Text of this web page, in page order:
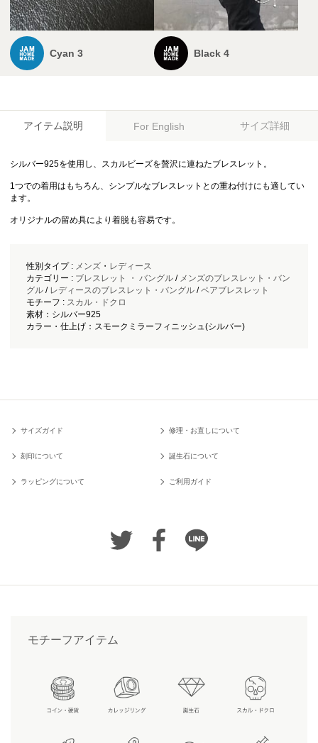
Cyan 3 Black 4
アイテム説明 For English サイズ詳細
シルバー925を使用し、スカルビーズを贅沢に連ねたブレスレット。
1つでの着用はもちろん、シンプルなブレスレットとの重ね付けにも適してい
ます。
オリジナルの留め具により着脱も容易です。
性別タイプ : メンズ・ レディース
カテゴリー : ブレスレット ・ バングル/ メンズのブレスレット・バン
グル/ レディースのブレスレット・バングル/ペアブレスレット
モチーフ : スカル・ドクロ
素材：シルバー925
カラー・仕上げ：スモークミラーフィニッシュ(シルバー)
サイズガイド 修理・お直しについて
刻印について 誕生石について
ラッピングについて ご利用ガイド
モチーフアイテム